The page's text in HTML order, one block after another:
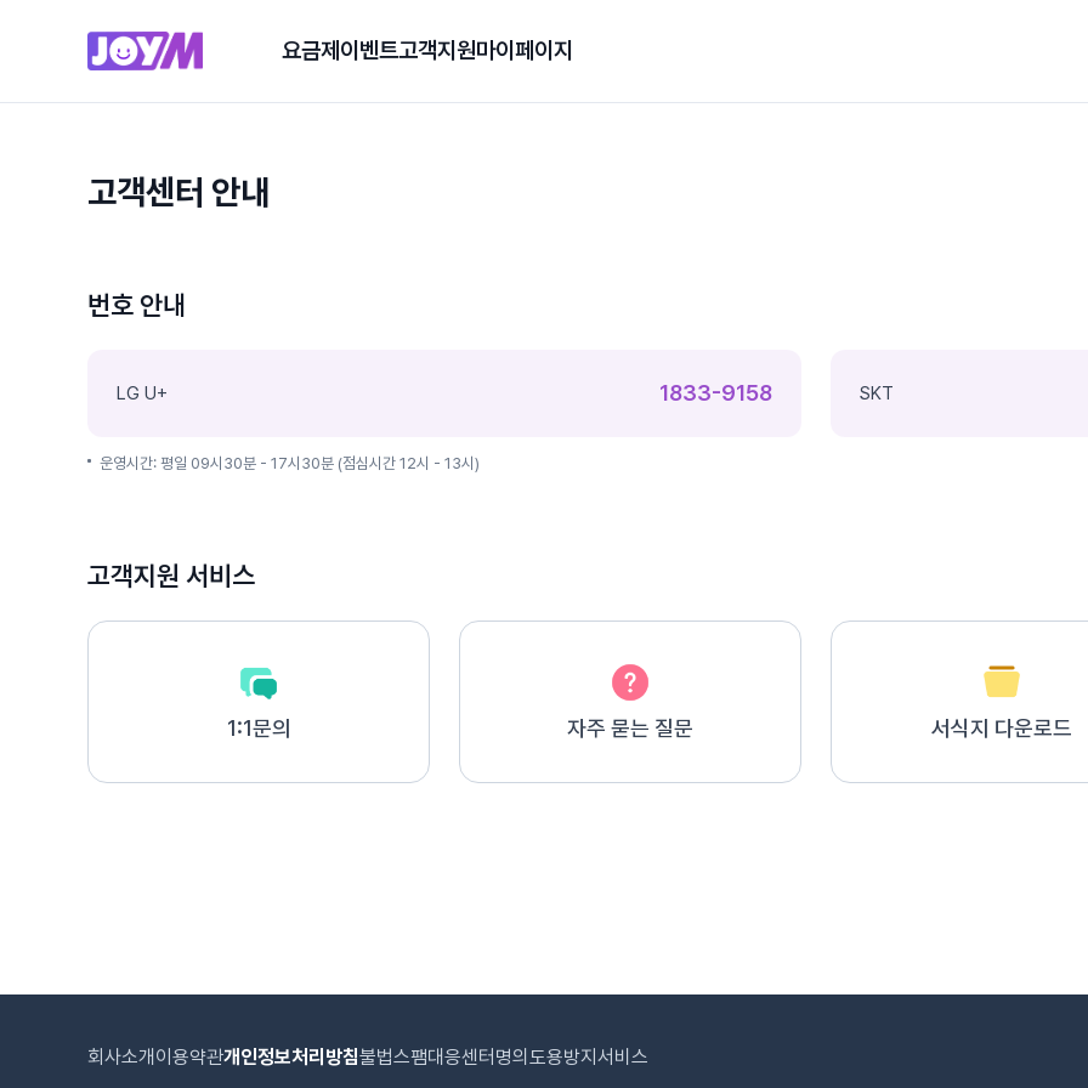
요금제 이벤트고객지원마이페이지
고객센터 안내
번호 안내
LG U+ 1833-9158 SKT
운영시간: 평일 09시30분 - 17시30분 (점심시간 12시 - 13시)
고객지원 서비스
1:1문의 자주 묻는 질문 서식지 다운로드
회사소개 이용약관개인정보처리방침불법스팸대응센터 명의도용방지서비스